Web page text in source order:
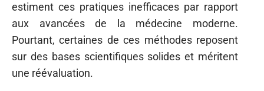
estiment ces pratiques inefficaces par rapport
aux avancées de la médecine moderne.
Pourtant, certaines de ces méthodes reposent
sur des bases scientifiques solides et méritent
une réévaluation.